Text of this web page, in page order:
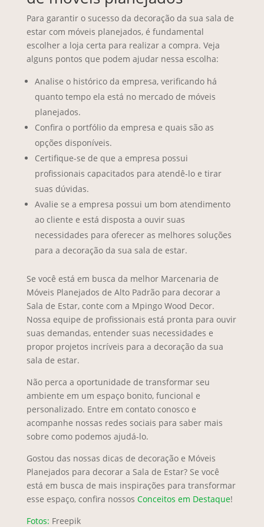
Para garantir o sucesso da decoração da sua sala de
estar com móveis planejados, é fundamental
escolher a loja certa para realizar a compra. Veja
alguns pontos que podem ajudar nessa escolha:
Analise o histórico da empresa, verificando há
quanto tempo ela está no mercado de móveis
planejados.
Confira o portfólio da empresa e quais são as
opções disponíveis.
Certifique-se de que a empresa possui
profissionais capacitados para atendê-lo e tirar
suas dúvidas.
Avalie se a empresa possui um bom atendimento
ao cliente e está disposta a ouvir suas
necessidades para oferecer as melhores soluções
para a decoração da sua sala de estar.
Se você está em busca da melhor Marcenaria de
Móveis Planejados de Alto Padrão para decorar a
Sala de Estar, conte com a Mpingo Wood Decor.
Nossa equipe de profissionais está pronta para ouvir
suas demandas, entender suas necessidades e
propor projetos incríveis para a decoração da sua
sala de estar.
Não perca a oportunidade de transformar seu
ambiente em um espaço bonito, funcional e
personalizado. Entre em contato conosco e
acompanhe nossas redes sociais para saber mais
sobre como podemos ajudá-lo.
Gostou das nossas dicas de decoração e Móveis
Planejados para decorar a Sala de Estar? Se você
está em busca de mais inspirações para transformar
esse espaço, confira nossos Conceitos em Destaque!
Fotos: Freepik